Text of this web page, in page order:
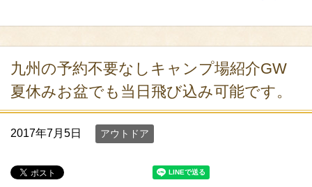
九州の予約不要なしキャンプ場紹介GW
夏休みお盆でも当日飛び込み可能です。
2017年7月5日 アウトドア